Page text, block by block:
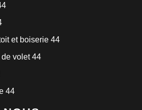
et boiserie 44
volet 44
44